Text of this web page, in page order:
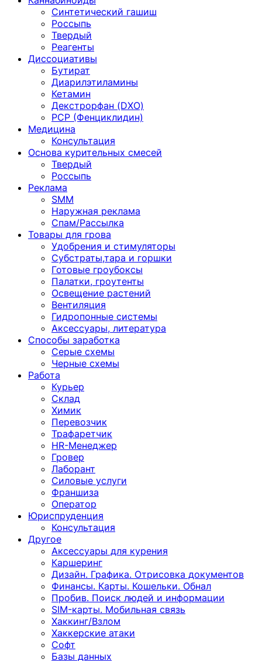
Синтетический гашиш
Россыпь
Твердый
Реагенты
Диссоциативы
Бутират
Диарилэтиламины
Кетамин
Декстрорфан (DXO)
PCP (Фенциклидин)
Медицина
Консультация
Основа курительных смесей
Твердый
Россыпь
Реклама
SMM
Наружная реклама
Спам/Рассылка
Товары для грова
Удобрения и стимуляторы
Субстраты,тара и горшки
Готовые гроубоксы
Палатки, гроутенты
Освещение растений
Вентиляция
Гидропонные системы
Аксессуары, литература
Способы заработка
Серые схемы
Черные схемы
Работа
Курьер
Склад
Химик
Перевозчик
Трафаретчик
HR-Менеджер
Гровер
Лаборант
Силовые услуги
Франшиза
Оператор
Юриспруденция
Консультация
Другoе
Аксессуары для курения
Каршеринг
Дизайн. Графика. Отрисовка документов
Финансы. Карты. Кошельки. Обнал
Пробив. Поиск людей и информации
SIM-карты. Мобильная связь
Хаккинг/Взлом
Хаккерские атаки
Софт
Базы данных